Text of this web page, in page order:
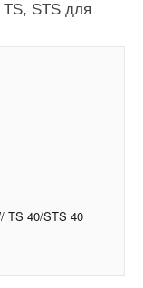
STS для
TS 40/STS 40